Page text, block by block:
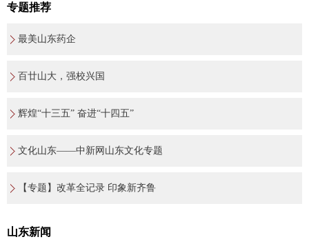
专题推荐
最美山东药企
百廿山大，强校兴国
辉煌“十三五” 奋进“十四五”
文化山东——中新网山东文化专题
【专题】改革全记录 印象新齐鲁
山东新闻